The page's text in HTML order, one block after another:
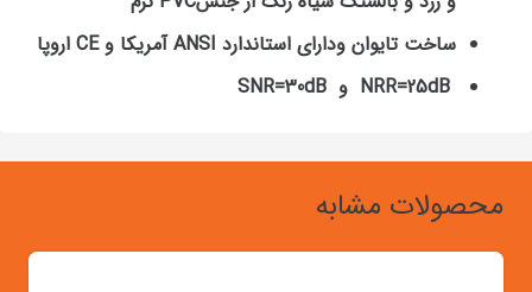
ساخت تایوان ودارای استاندارد ANSI آمریکا و CE اروپا
محصولات مشابه